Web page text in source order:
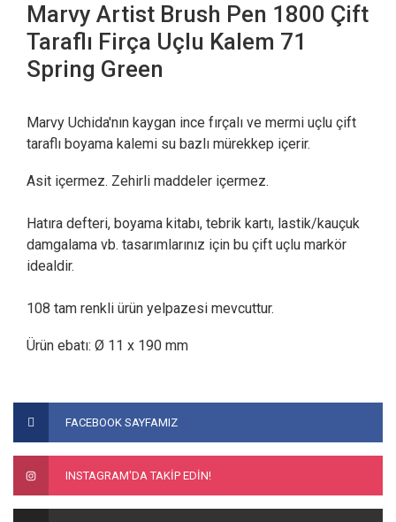
Marvy Artist Brush Pen 1800 Çift
Taraflı Firça Uçlu Kalem 71
Spring Green
Marvy Uchida'nın kaygan ince fırçalı ve mermi uçlu çift
taraflı boyama kalemi su bazlı mürekkep içerir.
Asit içermez. Zehirli maddeler içermez.
Hatıra defteri, boyama kitabı, tebrik kartı, lastik/kauçuk
damgalama vb. tasarımlarınız için bu çift uçlu markör
idealdir.
108 tam renkli ürün yelpazesi mevcuttur.
Ürün ebatı: Ø 11 x 190 mm
Bu ürüne ilk yorumu siz yapın!
Yorum Yaz
kullanarak tarafımıza iletebilirsiniz.
Görüş ve önerileriniz için teşekkür ederiz.
Ürün açıklamasında eksik bilgiler bulunuyor.
FACEBOOK SAYFAMIZ
INSTAGRAM'DA TAKİP EDİN!